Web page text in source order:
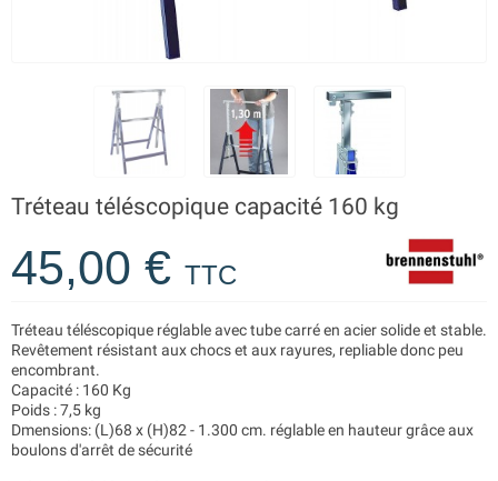
Tréteau téléscopique capacité 160 kg
45,00 € TTC
Tréteau téléscopique réglable avec tube carré en acier solide et stable.
Revêtement résistant aux chocs et aux rayures, repliable donc peu
encombrant.
Capacité : 160 Kg
Poids : 7,5 kg
Dmensions: (L)68 x (H)82 - 1.300 cm. réglable en hauteur grâce aux
boulons d'arrêt de sécurité